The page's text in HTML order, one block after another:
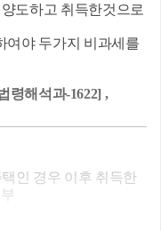
도하고 취득한것으로
여야 두가지 비과세를
령해석과-1622] ,
인 경우 이후 취득한